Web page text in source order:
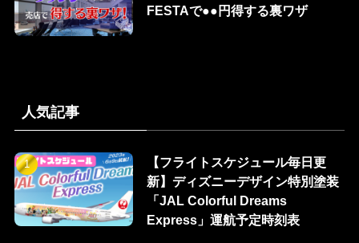
FESTAで●●円得する裏ワザ
人気記事
【フライトスケジュール毎日更
新】ディズニーデザイン特別塗装
「JAL Colorful Dreams
Express」運航予定時刻表